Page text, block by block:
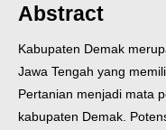
Abstract
Kabupaten Demak
Jawa Tengah yang
Pertanian menjadi mata
kabupaten Demak.